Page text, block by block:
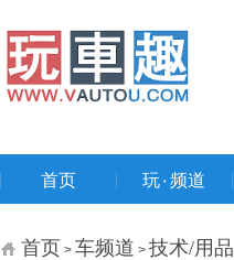
首页 玩۰频道
首页 > 车频道 > 技术/用品